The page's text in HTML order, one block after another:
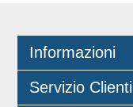
Informazioni
Servizio Clienti